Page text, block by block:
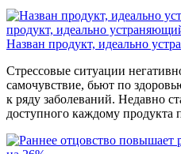
продукт, идеально
Назван продукт, идеально
Стрессовые ситуации
самочувствие, бьют по
к ряду заболеваний. Недавно
доступного каждому продукта